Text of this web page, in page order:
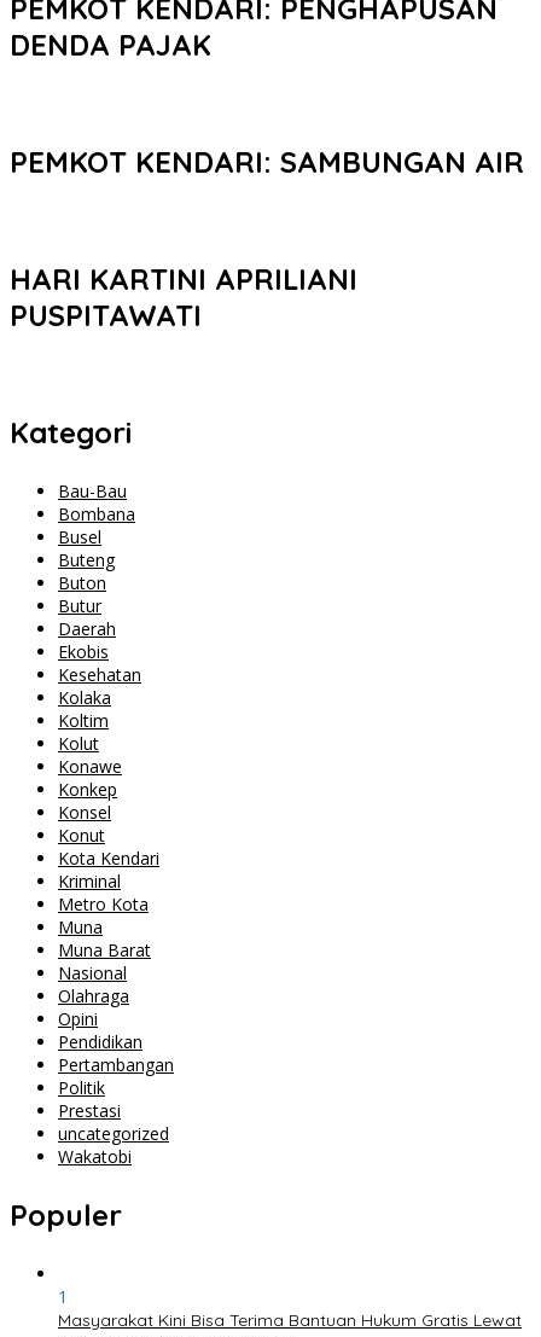
PEMKOT KENDARI: PENGHAPUSAN
DENDA PAJAK
PEMKOT KENDARI: SAMBUNGAN AIR
HARI KARTINI APRILIANI
PUSPITAWATI
Kategori
Bau-Bau
Bombana
Busel
Buteng
Buton
Butur
Daerah
Ekobis
Kesehatan
Kolaka
Koltim
Kolut
Konawe
Konkep
Konsel
Konut
Kota Kendari
Kriminal
Metro Kota
Muna
Muna Barat
Nasional
Olahraga
Opini
Pendidikan
Pertambangan
Politik
Prestasi
uncategorized
Wakatobi
Populer
1
Masyarakat Kini Bisa Terima Bantuan Hukum Gratis Lewat